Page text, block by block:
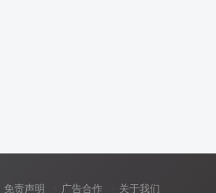
免责声明 广告合作 关于我们